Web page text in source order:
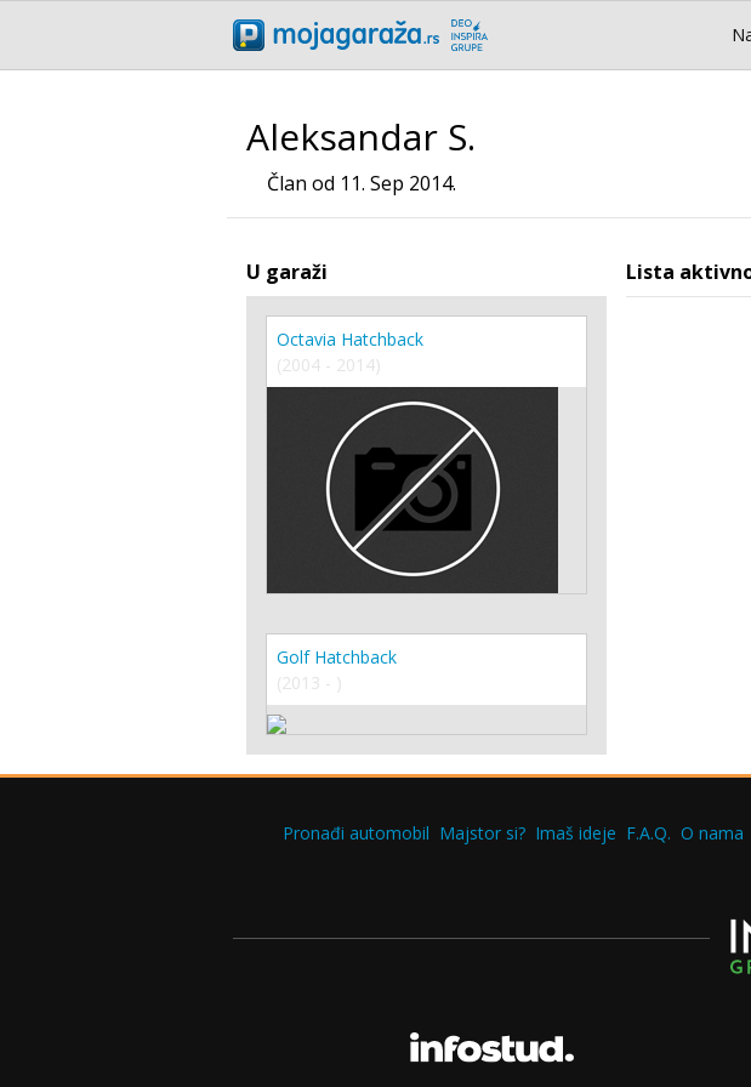
Aleksandar S.
Član od 11. Sep 2014.
U garaži
Octavia Hatchback
(2004 - 2014)
Golf Hatchback
(2013 - )
Lista
Pronađi automobil Majstor si? Imaš ideje F.A.Q. O nama